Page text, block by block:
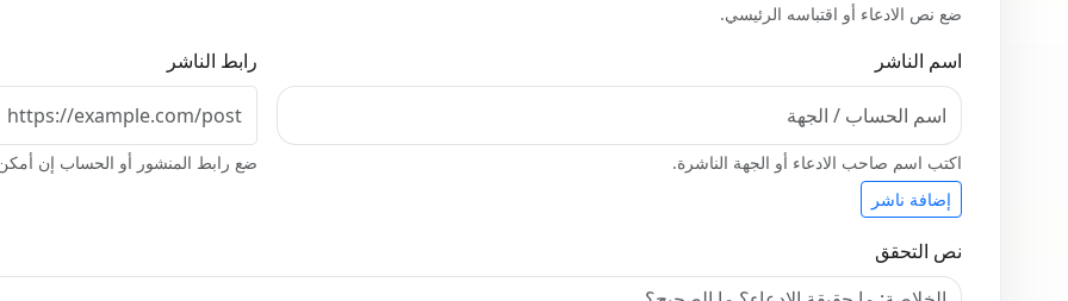
ضع نص الادعاء أو اقتباسه الرئيسي.
اسم الناشر
اكتب اسم صاحب الادعاء أو الجهة الناشرة.
رابط الناشر
ضع رابط المنشور أو الحساب إن
إضافة ناشر
نص التحقق